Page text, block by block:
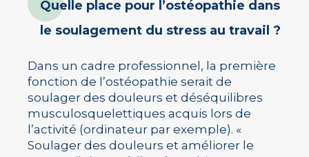
Quelle place pour l’ostéopathie dans
le soulagement du stress au travail ?
Dans un cadre professionnel, la première
fonction de l’ostéopathie serait de
soulager des douleurs et déséquilibres
musculosquelettiques acquis lors de
l’activité (ordinateur par exemple). «
Soulager des douleurs et améliorer le